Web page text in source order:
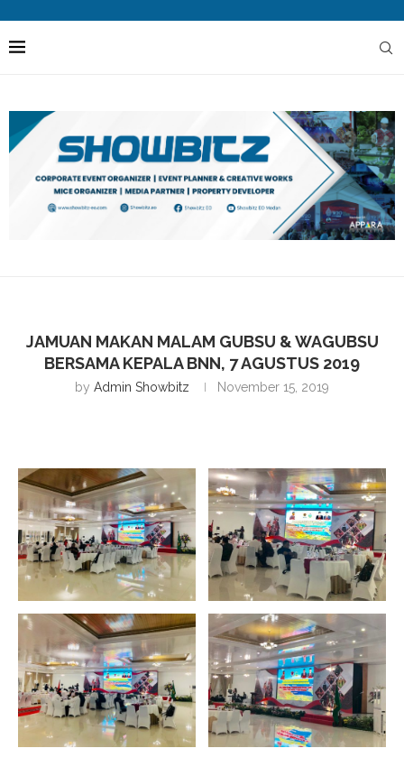
JAMUAN MAKAN MALAM GUBSU & WAGUBSU
BERSAMA KEPALA BNN, 7 AGUSTUS 2019
by Admin Showbitz November 15, 2019